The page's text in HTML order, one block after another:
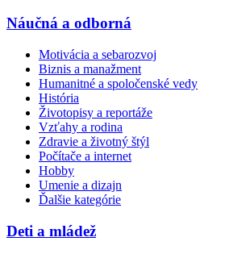
Náučná a odborná
Motivácia a sebarozvoj
Biznis a manažment
Humanitné a spoločenské vedy
História
Životopisy a reportáže
Vzťahy a rodina
Zdravie a životný štýl
Počítače a internet
Hobby
Umenie a dizajn
Ďalšie kategórie
Deti a mládež